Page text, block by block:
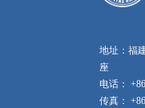
地址：福
座
电话：
传真：